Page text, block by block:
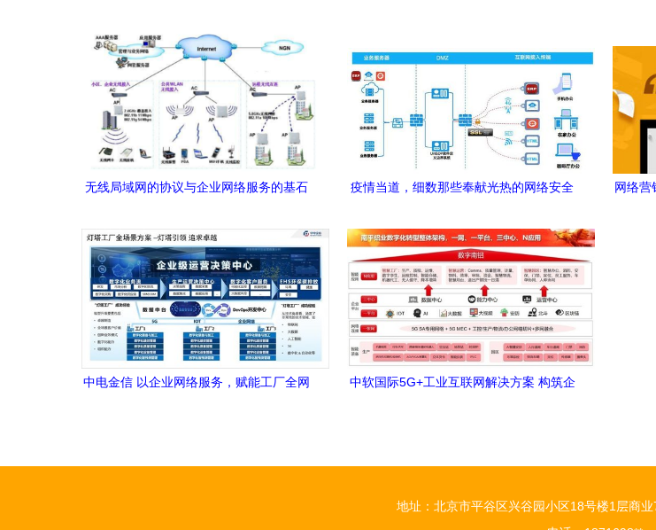
无线局域网的协议与企业网络服务的基石
疫情当道，细数那些奉献光热的网络安全
网络营
中电金信 以企业网络服务，赋能工厂全网
中软国际5G+工业互联网解决方案 构筑企
地址：北京市平谷区兴谷园小区18号楼1层商业